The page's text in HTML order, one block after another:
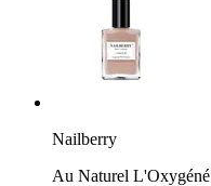
Nailberry
Au Naturel L'Oxygéné